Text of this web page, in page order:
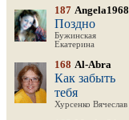
187 Angela1968
Поздно
Бужинская
Екатерина
168 Al-Abra
Как забыть
тебя
Хурсенко Вячеслав